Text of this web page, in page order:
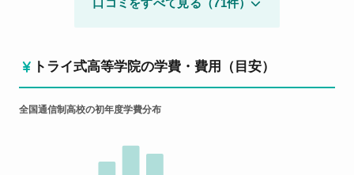
口コミをすべて見る（71件）
トライ式高等学院の学費・費用（目安）
全国通信制高校の初年度学費分布